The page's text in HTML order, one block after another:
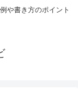
や書き方のポイント